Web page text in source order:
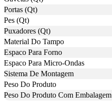
Portas (Qt)
Pes (Qt)
Puxadores (Qt)
Material Do Tampo
Espaco Para Forno
Espaco Para Micro-Ondas
Sistema De Montagem
Peso Do Produto
Peso Do Produto Com Embalagem